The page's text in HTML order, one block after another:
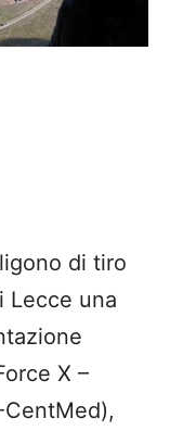
di tiro
Lecce una
X –
CentMed),